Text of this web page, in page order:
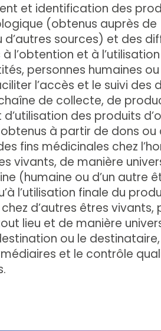
et identification des
(obtenus auprès de
d’autres sources) et des
l’obtention et à
personnes humaines
l’accès et le suivi des
de collecte, de
des produits
à partir de dons ou
fins médicinales chez
vivants, de manière
(humaine ou d’un autre
l’utilisation finale du
d’autres êtres vivants,
lieu et de manière
ou le
et le contrôle